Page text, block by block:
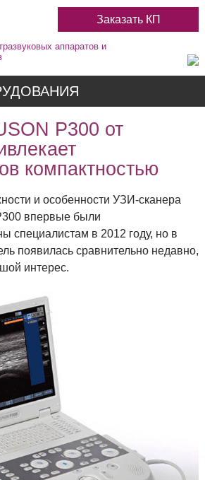
Заказать КП
аппаратов и
P300 от
компактностью
и особенности УЗИ-сканера
впервые были
специалистам в 2012 году, но в
появилась сравнительно недавно,
интерес.